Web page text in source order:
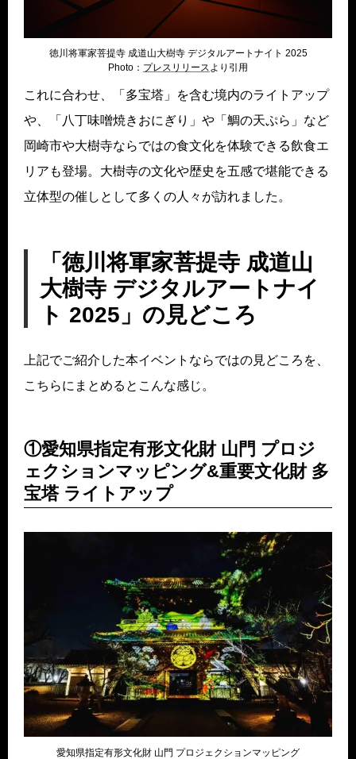
徳川将軍家菩提寺 成道山大樹寺 デジタルアートナイト 2025
Photo： プレスリリー ス より引用
これに合わせ、「多宝塔」を含む境内のライトアップ
や、「八丁味噌焼きおにぎり」や「鯛の天ぷら」など
岡崎市や大樹寺ならではの食文化を体験できる飲食エ
リアも登場。大樹寺の文化や歴史を五感で堪能できる
立体型の催しとして多くの人々が訪れました。
「徳川将軍家菩提寺 成道山
大樹寺 デジタルアートナイ
ト 2025」の見どころ
上記でご紹介した本イベントならではの見どころを、
こちらにまとめるとこんな感じ。
①愛知県指定有形文化財 山門 プロジ
ェクションマッピング&重要文化財 多
宝塔 ライトアップ
愛知県指定有形文化財 山門 プロジェクションマッピング